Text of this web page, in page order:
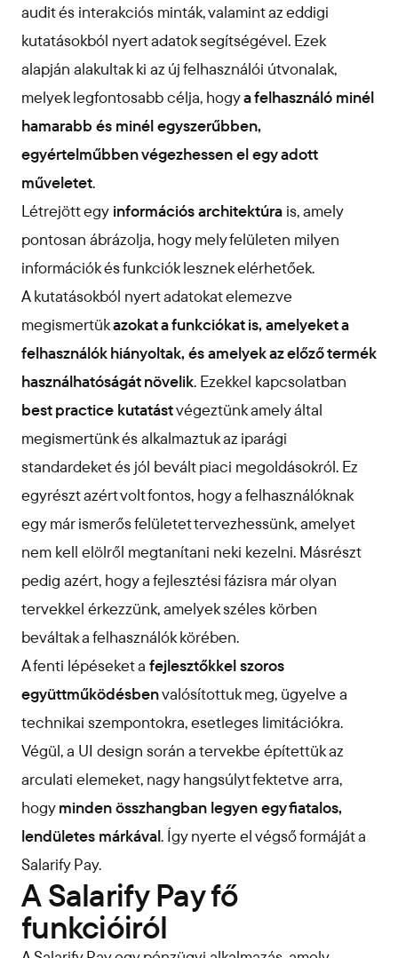
audit és interakciós minták, valamint az eddigi
kutatásokból nyert adatok segítségével. Ezek
alapján alakultak ki az új felhasználói útvonalak,
melyek legfontosabb célja, hogya felhasználó minél
hamarabb és minél egyszerűbben,
egyértelműbben végezhessen el egy adott
műveletet.
Létrejött egy információs architektúra is, amely
pontosan ábrázolja, hogy mely felületen milyen
információk és funkciók lesznek elérhetőek.
A kutatásokból nyert adatokat elemezve
megismertükazokat a funkciókat is, amelyeket a
felhasználók hiányoltak, és amelyek az előző termék
használhatóságát növelik. Ezekkel kapcsolatban
best practice kutatástvégeztünk amely által
megismertünk és alkalmaztuk az iparági
standardeket és jól bevált piaci megoldásokról. Ez
egyrészt azért volt fontos, hogy a felhasználóknak
egy már ismerős felületet tervezhessünk, amelyet
nem kell elölről megtanítani neki kezelni. Másrészt
pedig azért, hogy a fejlesztési fázisra már olyan
tervekkel érkezzünk, amelyek széles körben
beváltak a felhasználók körében.
A fenti lépéseket a fejlesztőkkel szoros
együttműködésbenvalósítottuk meg, ügyelve a
technikai szempontokra, esetleges limitációkra.
Végül, a UI design során a tervekbe építettük az
arculati elemeket, nagy hangsúlyt fektetve arra,
hogyminden összhangban legyen egy fiatalos,
lendületes márkával. Így nyerte el végső formáját a
Salarify Pay.
A Salarify Pay fő
funkcióiról